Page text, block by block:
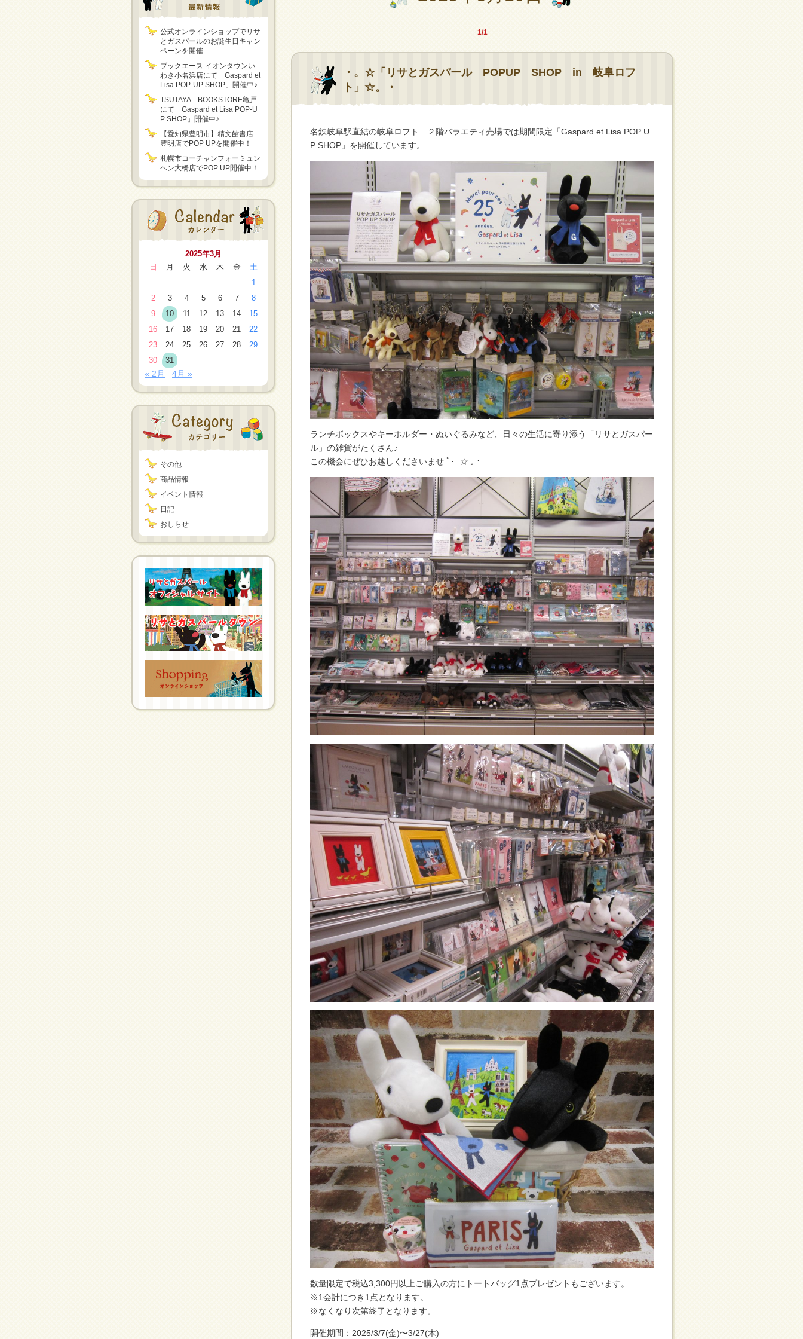
公式オンラインショップでリサ
とガスパールのお誕生日キャン
ペーンを開催
ブックエース イオンタウンい
わき小名浜店にて「Gaspard et
Lisa POP-UP SHOP」開催中♪
TSUTAYA BOOKSTORE亀戸
にて「Gaspard et Lisa POP-U
P SHOP」開催中♪
【愛知県豊明市】精文館書店
豊明店でPOP UPを開催中！
札幌市コーチャンフォーミュン
ヘン大橋店でPOP UP開催中！
2025年3月
日
月 火 水 木 金
土
1
2
3 4 5 6 7
8
9
10 11 12 13 14
15
16
17 18 19 20 21
22
23
24 25 26 27 28
29
30
31
« 2月 4月 »
その他
商品情報
イベント情報
日記
おしらせ
1/1
・。☆「リサとガスパール POPUP SHOP in 岐阜ロフ
ト」☆。・
名鉄岐阜駅直結の岐阜ロフト ２階バラエティ売場では期間限定「Gaspard et Lisa POP U
P SHOP」を開催しています。
ランチボックスやキーホルダー・ぬいぐるみなど、日々の生活に寄り添う「リサとガスパー
ル」の雑貨がたくさん♪
この機会にぜひお越しくださいませ.ﾟ･
..☆.｡.:
数量限定で税込3,300円以上ご購入の方にトートバッグ1点プレゼントもございます。
※1会計につき1点となります。
※なくなり次第終了となります。
開催期間：2025/3/7(金)〜3/27(木)